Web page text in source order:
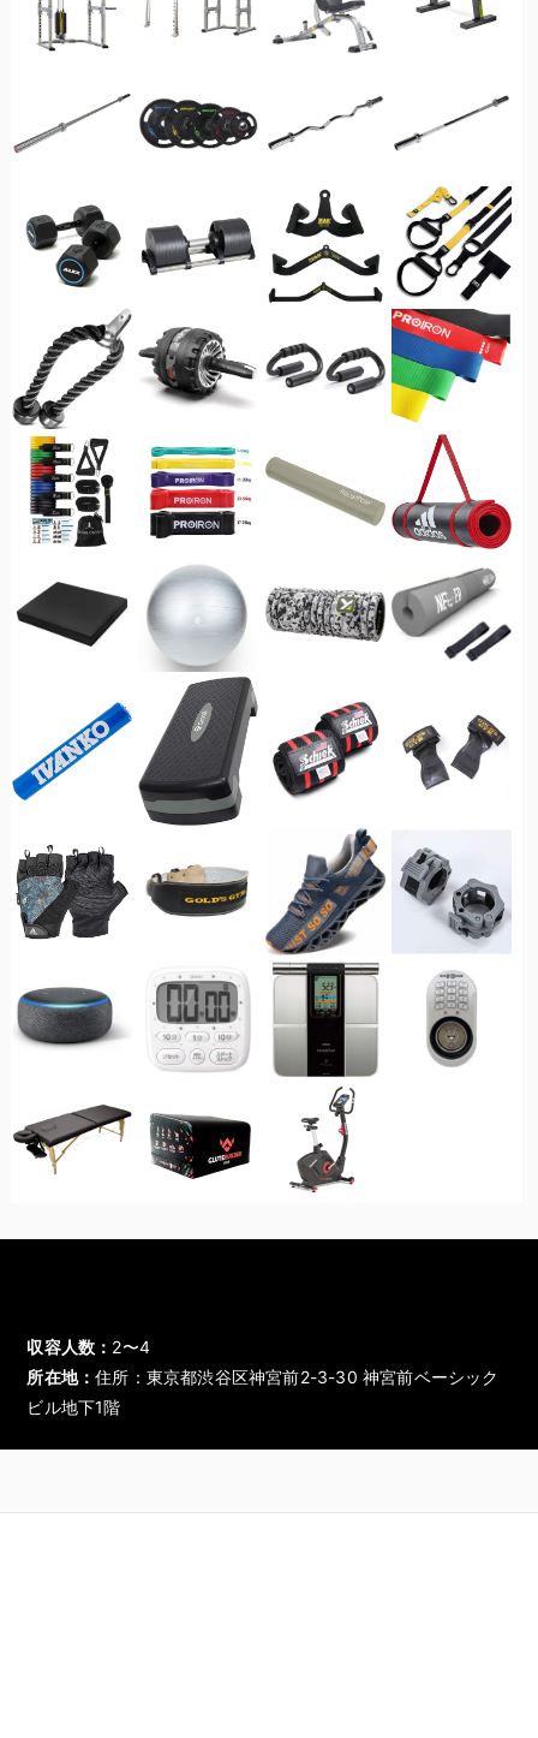
収容人数： 2〜4
所在地：住所：東京都渋谷区神宮前2-3-30 神宮前ベーシック
ビル地下1階